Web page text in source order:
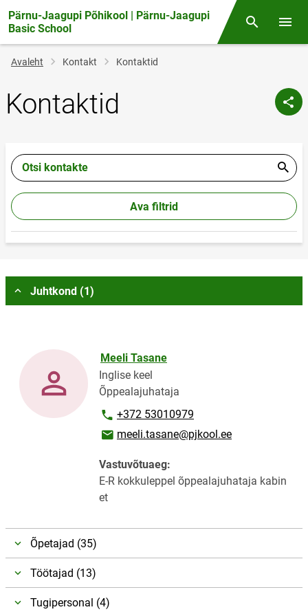
Pärnu-Jaagupi Põhikool | Pärnu-Jaagupi
Basic School
Otsing
Jälglink
Avaleht Kontakt Kontaktid
Kontaktid
Otsi kontakte
Ava filtrid
Juhtkond (1)
Meeli Tasane
Inglise keel
Õppealajuhataja
Telefoninumber
+372 53010979
E-posti aadress
meeli.tasane@pjkool.ee
Vastuvõtuaeg:
E-R kokkuleppel õppealajuhataja kabin
et
Õpetajad (35)
Töötajad (13)
Tugipersonal (4)